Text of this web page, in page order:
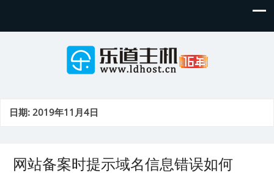
日期:2019年11月4日
网站备案时提示域名信息错误如何